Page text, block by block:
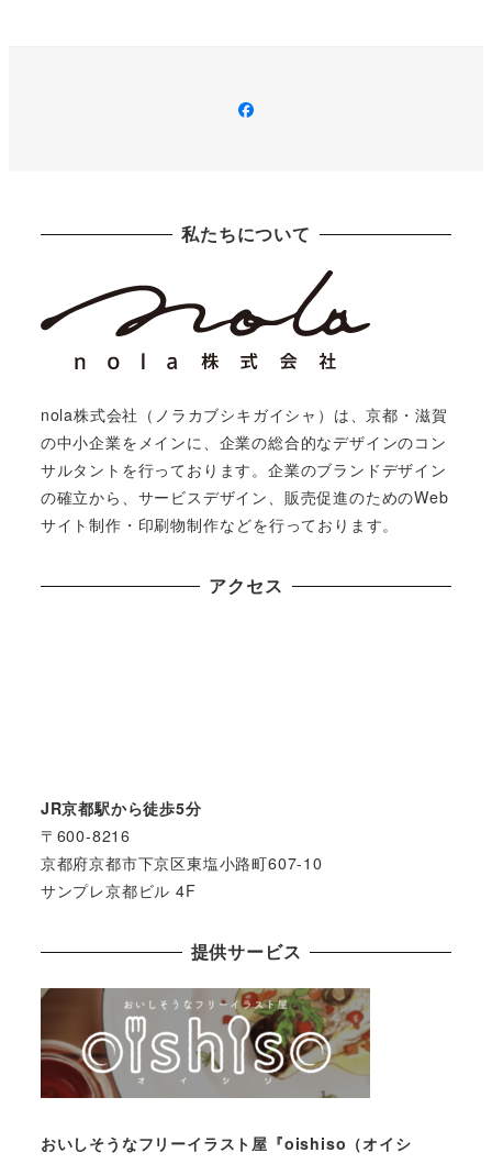
Facebook
私たちについて
nola株式会社（ノラカブシキガイシャ）は、京都・滋賀
の中小企業をメインに、企業の総合的なデザインのコン
サルタントを行っております。企業のブランドデザイン
の確立から、サービスデザイン、販売促進のためのWeb
サイト制作・印刷物制作などを行っております。
アクセス
JR京都駅から徒歩5分
〒600-8216
京都府京都市下京区東塩小路町607-10
サンプレ京都ビル 4F
提供サービス
おいしそうなフリーイラスト屋『oishiso（オイシ